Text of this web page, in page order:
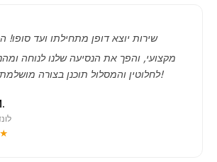
שירות יוצא דופן מתחילתו ועד סופו!
מקצועי, והפך את הנסיעה שלנו לנוחה
לחלוטין והמסלול תוכנן בצורה מושלמת. ממליצים בחום!